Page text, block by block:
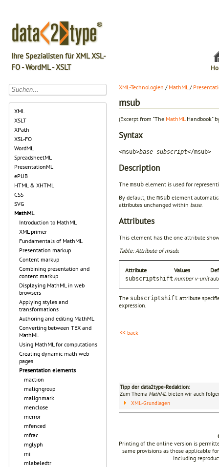
Ihre Spezialisten für XML XSL-
FO - WordML - XSLT
XML
XSLT
XPath
XSL-FO
WordML
SpreadsheetML
PresentationML
ePUB
HTML & XHTML
CSS
SVG
MathML
Introduction to MathML
XML primer
Fundamentals of MathML
Presentation markup
Content markup
Combining presentation and
content markup
Displaying MathML in web
browsers
Applying styles and
transformations
Authoring and editing MathML
Converting between TEX and
MathML
Using MathML for computations
Creating dynamic math web
pages
Presentation elements
maction
maligngroup
malignmark
menclose
merror
mfenced
mfrac
mglyph
mi
mlabeledtr
XML-Technologien / MathML/
msub
(Excerpt from "The MathML Handbook"
Syntax
<msub>base subscript</msub>
Description
The msub element is used for
By default, the msub element
attributes unchanged within base.
Attributes
This element has the one attribute
Table: Attribute of msub.
Attribute Values
subscriptshift number v-unit
The subscriptshift attribute
expression.
<< back
Tipp der data2type-Redaktion:
Zum Thema MathML bieten wir auch
XML-Grundlagen
Printing of the online version is
same provisions as those applicable
including